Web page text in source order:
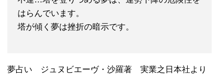
はらんでいます。
塔が傾く夢は挫折の暗示です。
夢占い ジュヌビエーヴ・沙羅著 実業之日本社より